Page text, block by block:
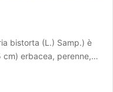
bistorta (L.) Samp.) è
cm) erbacea, perenne,…